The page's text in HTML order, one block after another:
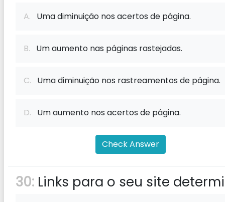
A. Uma diminuição nos acertos de página.
B. Um aumento nas páginas rastejadas.
C. Uma diminuição nos rastreamentos de página.
D. Um aumento nos acertos de página.
Check Answer
30: Links para o seu site